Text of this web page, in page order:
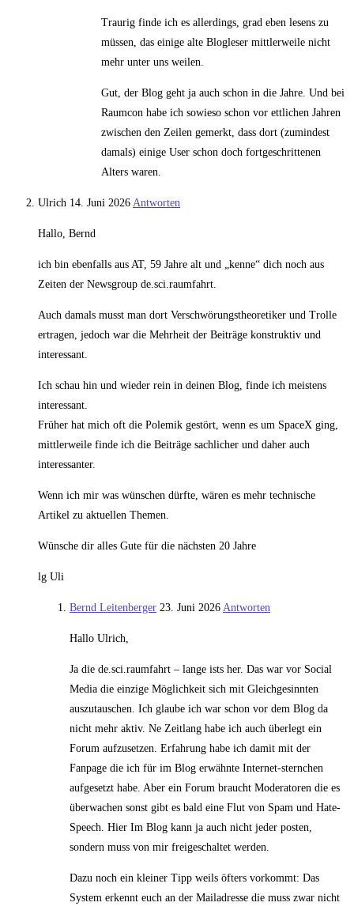
Traurig finde ich es allerdings, grad eben lesens zu
müssen, das einige alte Blogleser mittlerweile nicht
mehr unter uns weilen.
Gut, der Blog geht ja auch schon in die Jahre. Und bei
Raumcon habe ich sowieso schon vor ettlichen Jahren
zwischen den Zeilen gemerkt, dass dort (zumindest
damals) einige User schon doch fortgeschrittenen
Alters waren.
Ulrich 14. Juni 2026 Antworten
Hallo, Bernd
ich bin ebenfalls aus AT, 59 Jahre alt und „kenne“ dich noch aus
Zeiten der Newsgroup de.sci.raumfahrt.
Auch damals musst man dort Verschwörungstheoretiker und Trolle
ertragen, jedoch war die Mehrheit der Beiträge konstruktiv und
interessant.
Ich schau hin und wieder rein in deinen Blog, finde ich meistens
interessant.
Früher hat mich oft die Polemik gestört, wenn es um SpaceX ging,
mittlerweile finde ich die Beiträge sachlicher und daher auch
interessanter.
Wenn ich mir was wünschen dürfte, wären es mehr technische
Artikel zu aktuellen Themen.
Wünsche dir alles Gute für die nächsten 20 Jahre
lg Uli
Bernd Leitenberger 23. Juni 2026 Antworten
Hallo Ulrich,
Ja die de.sci.raumfahrt – lange ists her. Das war vor Social
Media die einzige Möglichkeit sich mit Gleichgesinnten
auszutauschen. Ich glaube ich war schon vor dem Blog da
nicht mehr aktiv. Ne Zeitlang habe ich auch überlegt ein
Forum aufzusetzen. Erfahrung habe ich damit mit der
Fanpage die ich für im Blog erwähnte Internet-sternchen
aufgesetzt habe. Aber ein Forum braucht Moderatoren die es
überwachen sonst gibt es bald eine Flut von Spam und Hate-
Speech. Hier Im Blog kann ja auch nicht jeder posten,
sondern muss von mir freigeschaltet werden.
Dazu noch ein kleiner Tipp weils öfters vorkommt: Das
System erkennt euch an der Mailadresse die muss zwar nicht